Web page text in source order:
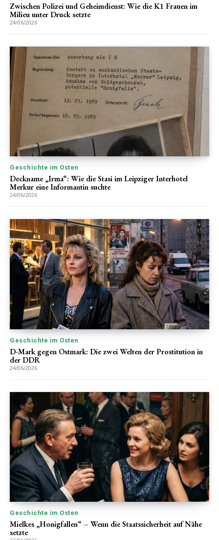
Zwischen Polizei und Geheimdienst: Wie die K1 Frauen im
Milieu unter Druck setzte
24/06/2026
Geschichte im Osten
Deckname „Irma“: Wie die Stasi im Leipziger Interhotel
Merkur eine Informantin suchte
24/06/2026
Geschichte im Osten
D-Mark gegen Ostmark: Die zwei Welten der Prostitution in
der DDR
24/06/2026
Geschichte im Osten
Mielkes „Honigfallen“ – Wenn die Staatssicherheit auf Nähe
setzte